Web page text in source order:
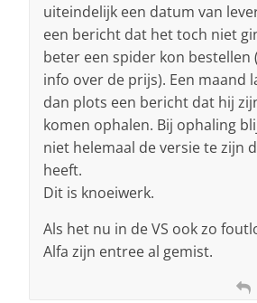
uiteindelijk een datum van
een bericht dat het toch niet
beter een spider kon bestellen
info over de prijs). Een maand
dan plots een bericht dat hij
komen ophalen. Bij ophaling
niet helemaal de versie te zijn
heeft.
Dit is knoeiwerk.
Als het nu in de VS ook zo
Alfa zijn entree al gemist.